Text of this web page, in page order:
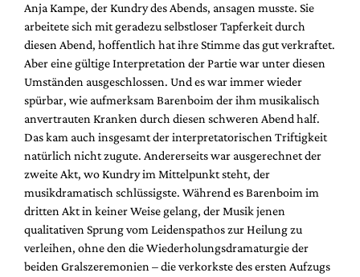
Anja Kampe, der Kundry des Abends, ansagen musste. Sie
arbeitete sich mit geradezu selbstloser Tapferkeit durch
diesen Abend, hoffentlich hat ihre Stimme das gut verkraftet.
Aber eine gültige Interpretation der Partie war unter diesen
Umständen ausgeschlossen. Und es war immer wieder
spürbar, wie aufmerksam Barenboim der ihm musikalisch
anvertrauten Kranken durch diesen schweren Abend half.
Das kam auch insgesamt der interpretatorischen Triftigkeit
natürlich nicht zugute. Andererseits war ausgerechnet der
zweite Akt, wo Kundry im Mittelpunkt steht, der
musikdramatisch schlüssigste. Während es Barenboim im
dritten Akt in keiner Weise gelang, der Musik jenen
qualitativen Sprung vom Leidenspathos zur Heilung zu
verleihen, ohne den die Wiederholungsdramaturgie der
beiden Gralszeremonien – die verkorkste des ersten Aufzugs